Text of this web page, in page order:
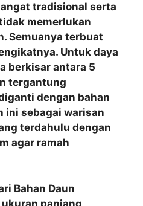
tradisional serta
memerlukan
Semuanya terbuat
Untuk daya
berkisar antara 5
tergantung
dengan bahan
ini sebagai warisan
terdahulu dengan
agar ramah
Bahan Daun
panjang